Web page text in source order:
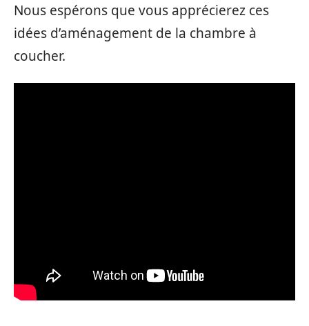
Nous espérons que vous apprécierez ces
idées d’aménagement de la chambre à
coucher.